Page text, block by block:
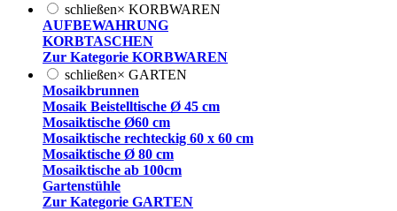
schließen× KORBWAREN
AUFBEWAHRUNG
KORBTASCHEN
Zur Kategorie KORBWAREN
schließen× GARTEN
Mosaikbrunnen
Mosaik Beistelltische Ø 45 cm
Mosaiktische Ø60 cm
Mosaiktische rechteckig 60 x 60 cm
Mosaiktische Ø 80 cm
Mosaiktische ab 100cm
Gartenstühle
Zur Kategorie GARTEN